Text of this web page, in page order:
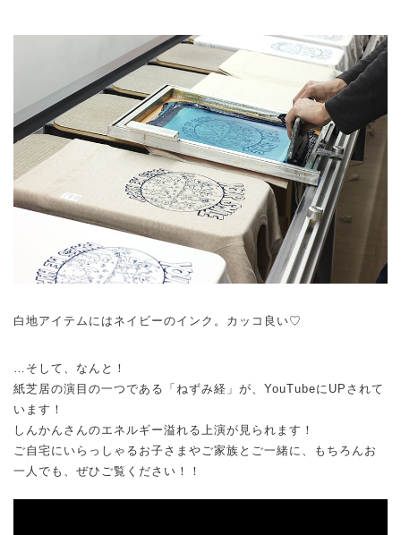
白地アイテムにはネイビーのインク。カッコ良い♡
…そして、なんと！
紙芝居の演目の一つである「ねずみ経」が、YouTubeにUPされて
います！
しんかんさんのエネルギー溢れる上演が見られます！
ご自宅にいらっしゃるお子さまやご家族とご一緒に、もちろんお
一人でも、ぜひご覧ください！！